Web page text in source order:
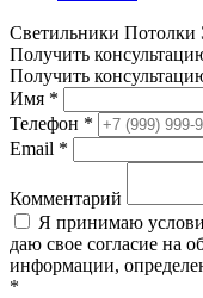
Светильники Потолки
Получить
Получить
Имя *
Телефон *
Email *
Комментарий
Я принимаю
даю свое согласие на
информации,
*